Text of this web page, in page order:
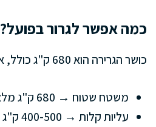
כמה אפשר לגרור בפועל?
כושר הגרירה הוא 680 ק"ג כולל, אבל בפועל תלוי בתוואי:
משטח שטוח → 680 ק"ג מלא
עליות קלות → 400-500 ק"ג